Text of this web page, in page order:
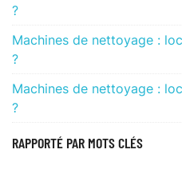
?
Machines de nettoyage :
?
Machines de nettoyage :
?
RAPPORTÉ PAR MOTS CLÉS